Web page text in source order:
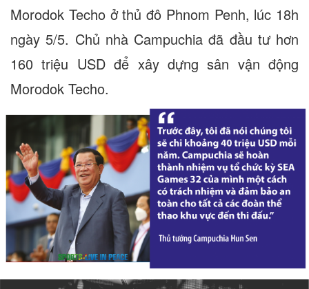
Morodok Techo ở thủ đô Phnom Penh, lúc 18h
ngày 5/5. Chủ nhà Campuchia đã đầu tư hơn
160 triệu USD để xây dựng sân vận động
Morodok Techo.